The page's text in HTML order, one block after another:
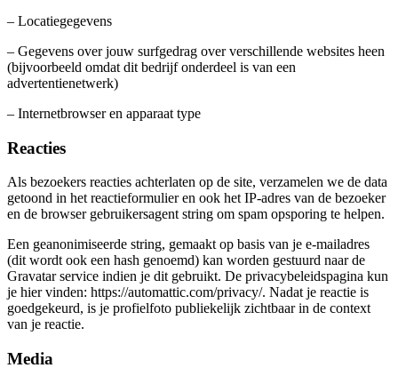
– Locatiegegevens
– Gegevens over jouw surfgedrag over verschillende websites heen
(bijvoorbeeld omdat dit bedrijf onderdeel is van een
advertentienetwerk)
– Internetbrowser en apparaat type
Reacties
Als bezoekers reacties achterlaten op de site, verzamelen we de data
getoond in het reactieformulier en ook het IP-adres van de bezoeker
en de browser gebruikersagent string om spam opsporing te helpen.
Een geanonimiseerde string, gemaakt op basis van je e-mailadres
(dit wordt ook een hash genoemd) kan worden gestuurd naar de
Gravatar service indien je dit gebruikt. De privacybeleidspagina kun
je hier vinden: https://automattic.com/privacy/. Nadat je reactie is
goedgekeurd, is je profielfoto publiekelijk zichtbaar in de context
van je reactie.
Media